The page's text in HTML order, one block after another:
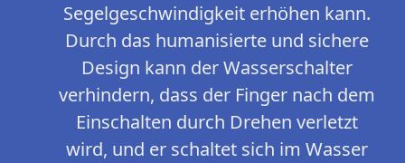
Segelgeschwindigkeit erhöhen kann.
Durch das humanisierte und sichere
Design kann der Wasserschalter
verhindern, dass der Finger nach dem
Einschalten durch Drehen verletzt
wird, und er schaltet sich im Wasser